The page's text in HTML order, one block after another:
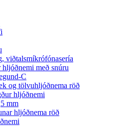
viðtalsmíkrófónasería
með snúru
C
og tölvuhljóðnema röð
hljóðnemi
mm
hljóðnema röð